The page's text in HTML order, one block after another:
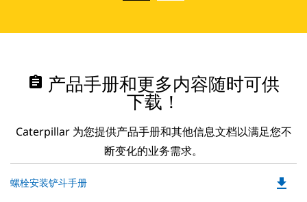
assignment 产品手册和更多内容随时可供
下载！
Caterpillar 为您提供产品手册和其他信息文档以满足您不
断变化的业务需求。
螺栓安装铲斗手册 file_download